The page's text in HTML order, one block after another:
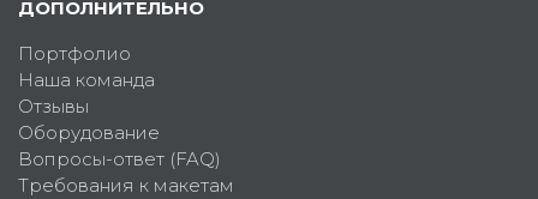
ДОПОЛНИТЕЛЬНО
Портфолио
Наша команда
Отзывы
Оборудование
Вопросы-ответ (FAQ)
Требования к макетам